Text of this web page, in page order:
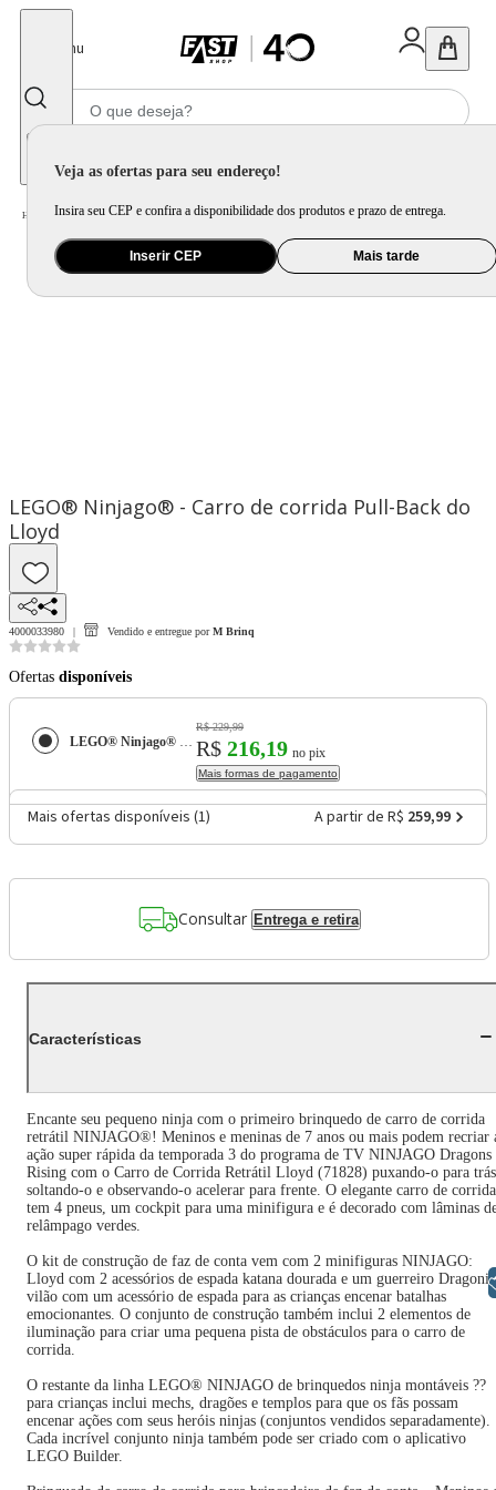
Menu
Veja as ofertas para seu endereço!
Insira seu CEP e confira a disponibilidade dos produtos e prazo de entrega.
Inserir CEP Mais tarde
Home Brinquedo e Colecionável / Para Colecionar
LEGO® Ninjago® - Carro de corrida Pull-Back do
Lloyd
4000033980 Vendido e entregue por M Brinq
Ofertas disponíveis
LEGO® Ninjago® - Carro de corrida Pull-Back do Lloyd
R$ 229,99
R$ 216,19 no pix
Mais formas de pagamento
Mais ofertas disponíveis (1) A partir de R$ 259,99
Consultar Entrega e retira
Características
Encante seu pequeno ninja com o primeiro brinquedo de carro de corrida
retrátil NINJAGO®! Meninos e meninas de 7 anos ou mais podem recriar
ação super rápida da temporada 3 do programa de TV NINJAGO Dragons
Rising com o Carro de Corrida Retrátil Lloyd (71828) puxando-o para
soltando-o e observando-o acelerar para frente. O elegante carro de corrida
tem 4 pneus, um cockpit para uma minifigura e é decorado com lâminas
relâmpago verdes.
O kit de construção de faz de conta vem com 2 minifiguras NINJAGO:
Lloyd com 2 acessórios de espada katana dourada e um guerreiro
vilão com um acessório de espada para as crianças encenar batalhas
emocionantes. O conjunto de construção também inclui 2 elementos de
iluminação para criar uma pequena pista de obstáculos para o carro de
corrida.
O restante da linha LEGO® NINJAGO de brinquedos ninja montáveis ??
para crianças inclui mechs, dragões e templos para que os fãs possam
encenar ações com seus heróis ninjas (conjuntos vendidos separadamente).
Cada incrível conjunto ninja também pode ser criado com o aplicativo
LEGO Builder.
Libras